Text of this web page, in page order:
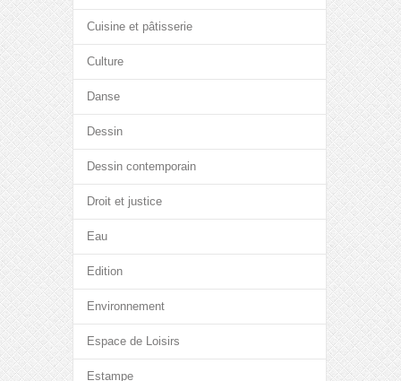
Cuisine et pâtisserie
Culture
Danse
Dessin
Dessin contemporain
Droit et justice
Eau
Edition
Environnement
Espace de Loisirs
Estampe